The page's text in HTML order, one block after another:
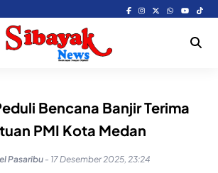
Bencana Banjir Terima
PMI Kota Medan
Pasaribu - 17 Desember 2025, 23:24